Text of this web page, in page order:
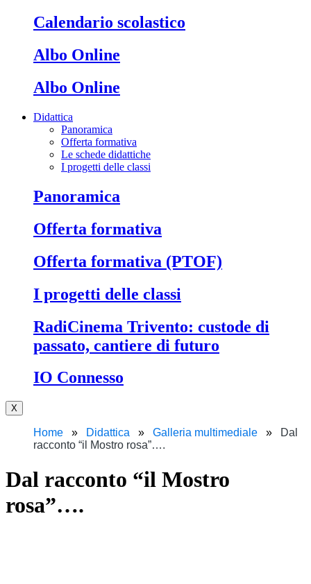
Calendario scolastico
Albo Online
Albo Online
Didattica
Panoramica
Offerta formativa
Le schede didattiche
I progetti delle classi
Panoramica
Offerta formativa
Offerta formativa (PTOF)
I progetti delle classi
RadiCinema Trivento: custode di
passato, cantiere di futuro
IO Connesso
X
Home Didattica Galleria multimediale
Dal
racconto “il Mostro rosa”….
Dal racconto “il Mostro
rosa”….